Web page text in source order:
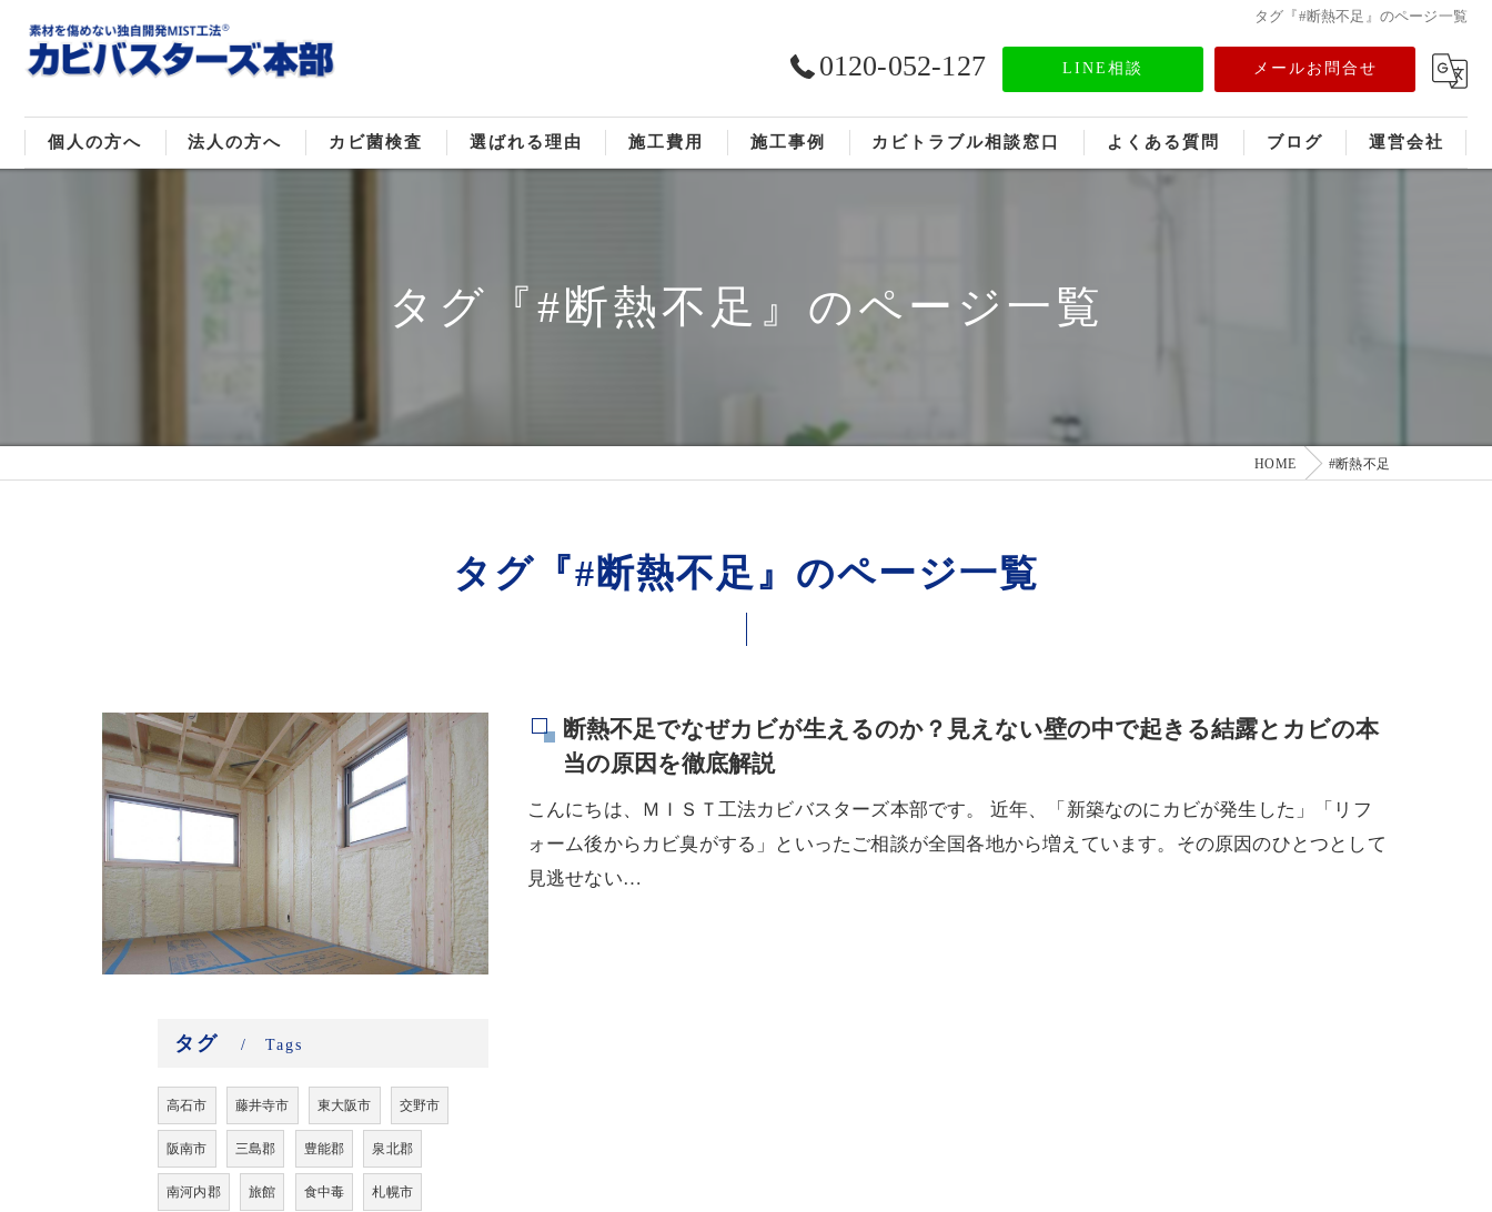
タグ『#断熱不足』のページ一覧
0120-052-127 LINE相談 メールお問合せ
個人の方へ 法人の方へ
レジャー施設のカビ取り
カビ菌検査 選ばれる理由 施工費用 施工事例 カビトラブル相談窓口 よくある質問 ブログ 運営会社
タグ『#断熱不足』のページ一覧
HOME #断熱不足
タグ『#断熱不足』のページ一覧
断熱不足でなぜカビが生えるのか？見えない壁の中で起きる結露とカビの本
当の原因を徹底解説
こんにちは、ＭＩＳＴ工法カビバスターズ本部です。 近年、「新築なのにカビが発生した」「リフ
ォーム後からカビ臭がする」といったご相談が全国各地から増えています。その原因のひとつとして
見逃せない…
タグ Tags
高石市 藤井寺市 東大阪市 交野市
阪南市 三島郡 豊能郡 泉北郡
南河内郡 旅館 食中毒 札幌市